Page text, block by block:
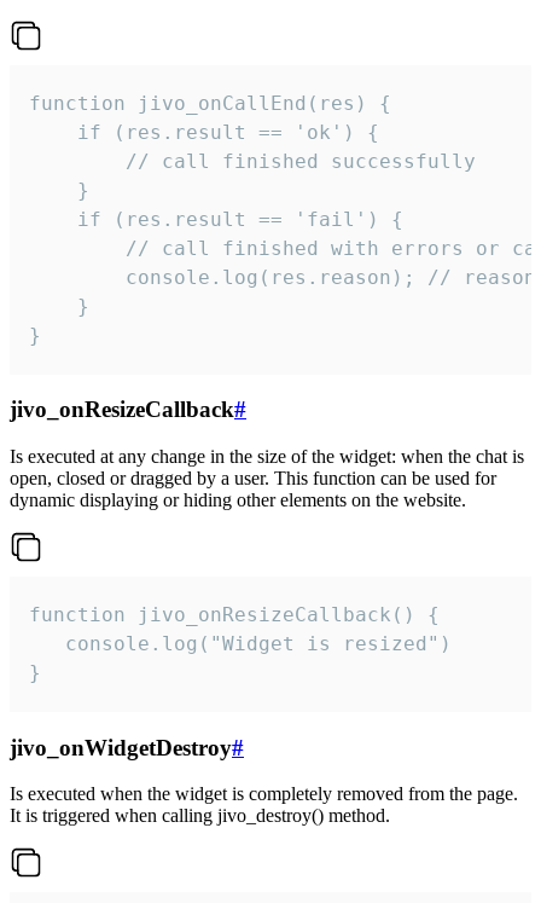
function jivo_onCallEnd(res) {
    if (res.result == 'ok') {
        // call finished successfully
    }
    if (res.result == 'fail') {
// call finished with errors or
console.log(res.reason); //
    }
}
jivo_onResizeCallback#
Is executed at any change in the size of the widget: when the chat is
open, closed or dragged by a user. This function can be used for
dynamic displaying or hiding other elements on the website.
function jivo_onResizeCallback() {
   console.log("Widget is resized")
}
jivo_onWidgetDestroy#
Is executed when the widget is completely removed from the page.
It is triggered when calling jivo_destroy() method.